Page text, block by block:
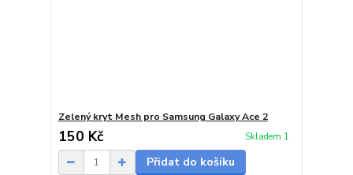
Zelený kryt Mesh pro Samsung Galaxy Ace 2
150 Kč Skladem 1
Přidat do košíku